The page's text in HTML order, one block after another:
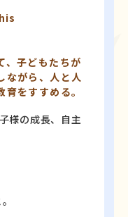
、子どもたちが
ながら、人と人
をすすめる。
様の成長、自主